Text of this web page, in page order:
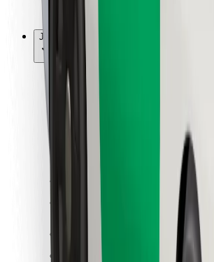
Bolt for Business
Jiné
Partneři
Obchodní podmínky
Zabezpečení
Stáhněte si aplikaci Bolt
Stáhněte si aplikaci Bolt Food